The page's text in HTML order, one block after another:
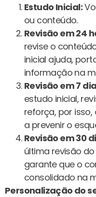
Estudo Inicial:
ou conteúdo.
Revisão em 24
revise o
inicial ajuda,
informação na
Revisão em 7
estudo inicial,
reforça, por isso,
a prevenir o
Revisão em 30
última revisão
garante que o
consolidado na
Personalização do